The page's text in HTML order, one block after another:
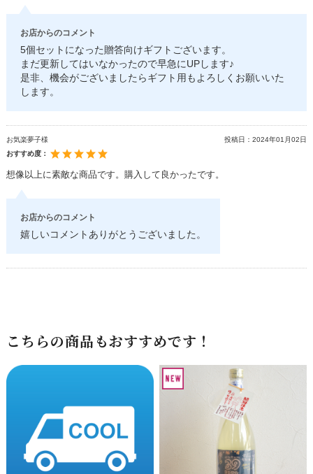
お店からのコメント
5個セットになった贈答向けギフトございます。
まだ更新してはいなかったので早急にUPします♪
是非、機会がございましたらギフト用もよろしくお願いいた
します。
お気楽夢子様 投稿日： 2024年01月02日
おすすめ度：
想像以上に素敵な商品です。購入して良かったです。
お店からのコメント
嬉しいコメントありがとうございました。
こちらの商品もおすすめです！